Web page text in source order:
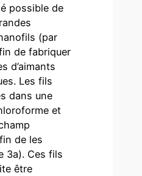
possible de
(par
de fabriquer
d’aimants
Les fils
dans une
et
de les
3a). Ces fils
être